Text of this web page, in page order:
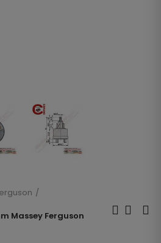
Massey Ferguson